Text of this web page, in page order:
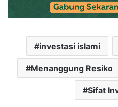
investasi islami
Menanggung Resiko
Sifat